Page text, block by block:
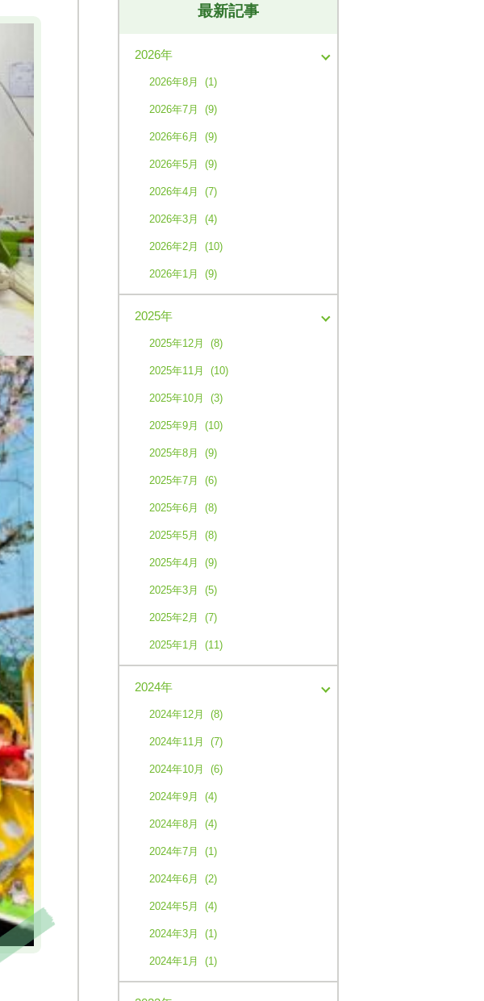
最新記事
2026年
2026年8月 (1)
2026年7月 (9)
2026年6月 (9)
2026年5月 (9)
2026年4月 (7)
2026年3月 (4)
2026年2月 (10)
2026年1月 (9)
2025年
2025年12月 (8)
2025年11月 (10)
2025年10月 (3)
2025年9月 (10)
2025年8月 (9)
2025年7月 (6)
2025年6月 (8)
2025年5月 (8)
2025年4月 (9)
2025年3月 (5)
2025年2月 (7)
2025年1月 (11)
2024年
2024年12月 (8)
2024年11月 (7)
2024年10月 (6)
2024年9月 (4)
2024年8月 (4)
2024年7月 (1)
2024年6月 (2)
2024年5月 (4)
2024年3月 (1)
2024年1月 (1)